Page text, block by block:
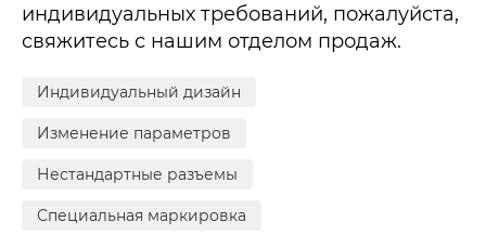
индивидуальных требований, пожалуйста,
свяжитесь с нашим отделом продаж.
Индивидуальный дизайн
Изменение параметров
Нестандартные разъемы
Специальная маркировка